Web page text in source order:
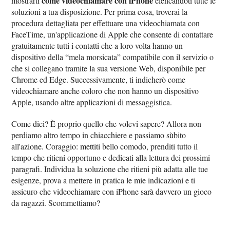
soluzioni a tua disposizione. Per prima cosa, troverai la
procedura dettagliata per effettuare una videochiamata con
FaceTime, un'applicazione di Apple che consente di contattare
gratuitamente tutti i contatti che a loro volta hanno un
dispositivo della “mela morsicata” compatibile con il servizio o
che si collegano tramite la sua versione Web, disponibile per
Chrome ed Edge. Successivamente, ti indicherò come
videochiamare anche coloro che non hanno un dispositivo
Apple, usando altre applicazioni di messaggistica.
Come dici? È proprio quello che volevi sapere? Allora non
perdiamo altro tempo in chiacchiere e passiamo sùbito
all'azione. Coraggio: mettiti bello comodo, prenditi tutto il
tempo che ritieni opportuno e dedicati alla lettura dei prossimi
paragrafi. Individua la soluzione che ritieni più adatta alle tue
esigenze, prova a mettere in pratica le mie indicazioni e ti
assicuro che videochiamare con iPhone sarà davvero un gioco
da ragazzi. Scommettiamo?